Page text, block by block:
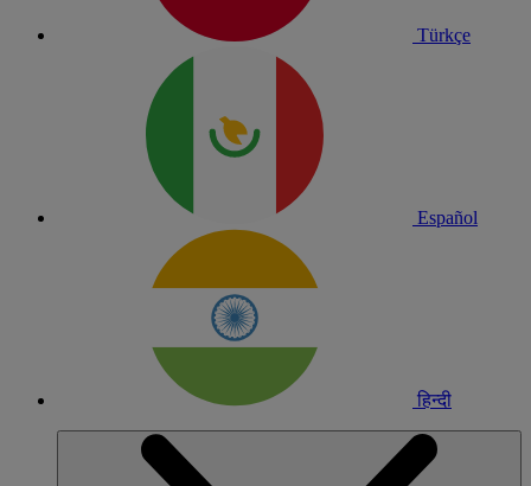
Türkçe
Español
हिन्दी